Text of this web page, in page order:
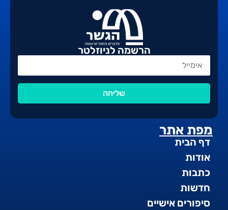
מפת אתר
דף הבית
אודות
כתבות
חדשות
סיפורים אישיים
הרשמה לניוזלטר
שליחה